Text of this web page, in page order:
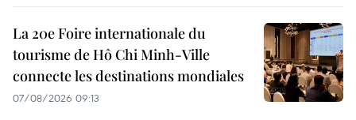
La 20e Foire internationale du
tourisme de Hô Chi Minh-Ville
connecte les destinations mondiales
07/08/2026 09:13